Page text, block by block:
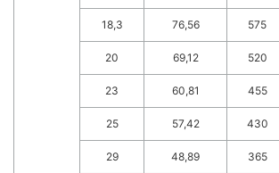
18,3 76,56 575
20 69,12 520
23 60,81 455
25 57,42 430
29 48,89 365